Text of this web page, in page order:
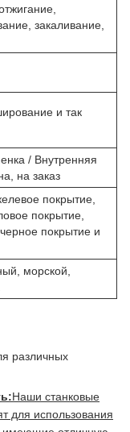
закаливание,
и так
/ Внутренняя
на заказ
покрытие,
покрытие,
покрытие и
морской,
различных
Наши станковые
для использования